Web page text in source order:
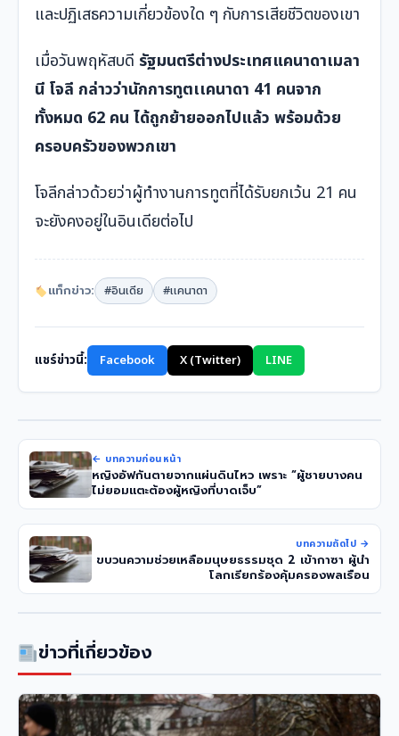
และปฏิเสธความเกี่ยวข้องใด ๆ กับการเสียชีวิตของเขา
เมื่อวันพฤหัสบดี รัฐมนตรีต่างประเทศแคนาดาเมลา
นี โจลี กล่าวว่านักการทูตเเคนาดา 41 คนจาก
ทั้งหมด 62 คน ได้ถูกย้ายออกไปแล้ว พร้อมด้วย
ครอบครัวของพวกเขา
โจลีกล่าวด้วยว่าผู้ทำงานการทูตที่ได้รับยกเว้น 21 คน
จะยังคงอยู่ในอินเดียต่อไป
แท็กข่าว: #อินเดีย #เเคนาดา
แชร์ข่าวนี้: Facebook X (Twitter) LINE
← บทความก่อนหน้า
หญิงอัฟกันตายจากแผ่นดินไหว เพราะ “ผู้ชายบางคน
ไม่ยอมแตะต้องผู้หญิงที่บาดเจ็บ”
บทความถัดไป →
ขบวนความช่วยเหลือมนุษยธรรมชุด 2 เข้ากาซา ผู้นำ
โลกเรียกร้องคุ้มครองพลเรือน
ข่าวที่เกี่ยวข้อง